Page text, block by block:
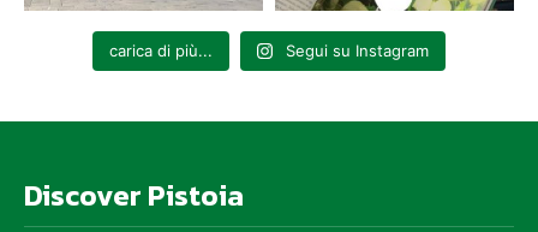
carica di più... Segui su Instagram
Discover Pistoia